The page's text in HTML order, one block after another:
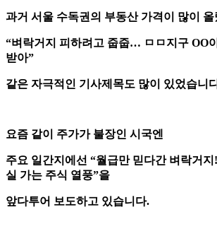
과거 서울 수독권의 부동산 가격이 많이 올
“벼락거지 피하려고 줍줍… ㅁㅁ지구 OO
받아”
같은 자극적인 기사제목도 많이 있었습니
요즘 같이 주가가 불장인 시국엔
주요 일간지에선 “월급만 믿다간 벼락거
실 가는 주식 열풍”을
앞다투어 보도하고 있습니다.